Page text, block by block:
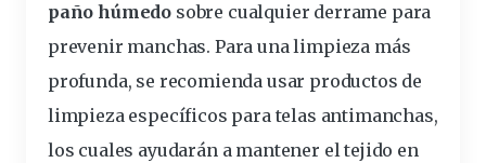
paño húmedo sobre cualquier derrame para
prevenir manchas. Para una limpieza más
profunda, se recomienda usar productos de
limpieza específicos para telas antimanchas,
los cuales ayudarán a mantener el tejido en